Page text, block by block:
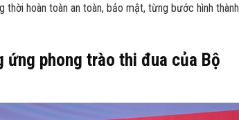
thời hoàn toàn an toàn, bảo mật, từng bước hình thành
ứng phong trào thi đua của Bộ